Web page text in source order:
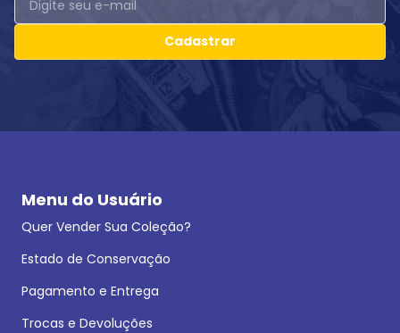
Cadastrar
Menu do Usuário
Quer Vender Sua Coleção?
Estado de Conservação
Pagamento e Entrega
Trocas e Devoluções